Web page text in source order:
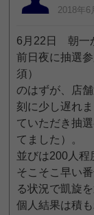
2018年6
6月22日 朝一
前日夜に抽選
須）
のはずが、店
刻に少し遅れ
ていただき抽
てました）。
並びは200人程
そこそこ早い
る状況で凱旋を
個人結果は積